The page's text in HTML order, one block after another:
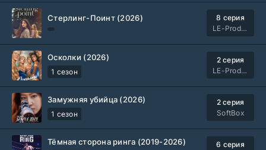
Стерлинг-Поинт (2026)
8 серия
LE-Production
Осколки (2026)
1 сезон
2 серия
LE-Production
Замужняя убийца (2026)
1 сезон
2 серия
SoftBox
Тёмная сторона ринга (2019-2026)
6 серия